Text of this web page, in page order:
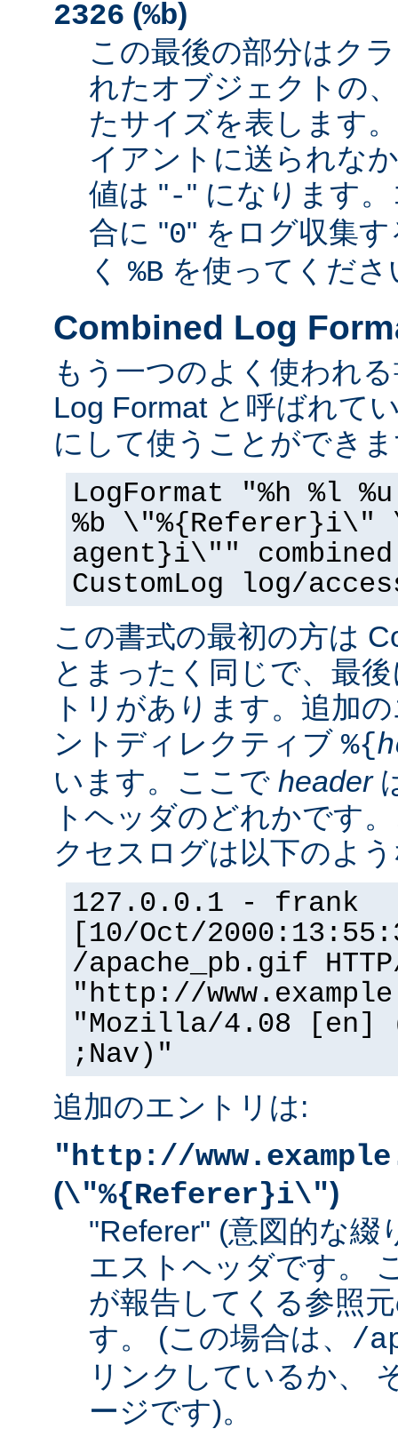
2326 (%b)
この最後の部分はク
れたオブジェクトの
たサイズを表します
イアントに送られな
値は "-" になります
合に "0" をログ収集
く %B を使ってくださ
Combined Log
もう一つのよく使われ
Log Format と呼ばれて
にして使うことができ
LogFormat "%h %l
%b \"%{Referer}i\"
agent}i\"" combined
CustomLog log/
この書式の最初の方は
とまったく同じで、最
トリがあります。追加
ントディレクティブ %{
います。ここで header
トヘッダのどれかです
クセスログは以下のよ
127.0.0.1 - frank
[10/Oct/
/apache_pb.gif
"http://
"Mozilla/4.08 [en]
;Nav)"
追加のエントリは:
"http://
(\"%{Referer}i\")
"Referer" (意図的な綴
エストヘッダです。
が報告してくる参照
す。 (この場合は、 /
リンクしているか、
ージです)。